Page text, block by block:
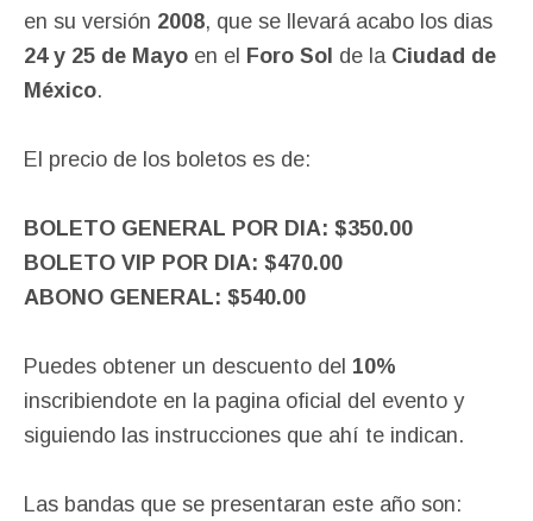
en su versión 2008, que se llevará acabo los dias
24 y 25 de Mayo en el Foro Sol de la Ciudad de
México.
El precio de los boletos es de:
BOLETO GENERAL POR DIA: $350.00
BOLETO VIP POR DIA: $470.00
ABONO GENERAL: $540.00
Puedes obtener un descuento del 10%
inscribiendote en la pagina oficial del evento y
siguiendo las instrucciones que ahí te indican.
Las bandas que se presentaran este año son: